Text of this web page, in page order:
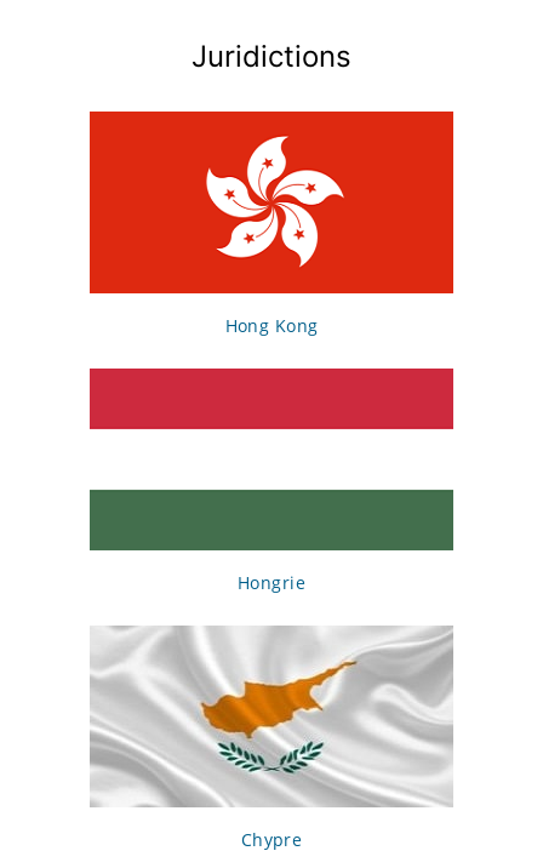
offshore ou une société d'une juridiction
fiscale qui peut protéger à la fois l'entreprise et le
capital accumulé, tout en augmentant la rentabilité
et la compétitivité de l'entreprise.
Crystal Tax fournit des services professionnels ;
Nous fournissons des services de conseil sur le
choix optimal de la juridiction offshore, la
déclaration fiscale, l'enregistrement des droits de
propriété et la possibilité d'utiliser ces sociétés
dans des schémas commerciaux, financiers et de
détention.
Pour plus d'informations sur les possibilités et les
Juridictions
Hong Kong
Hongrie
Chypre